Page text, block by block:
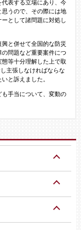
表する立場にあり、今
うので、その際には地
として諸問題に対処し
と併せて全国的な防災
問題など重要案件につ
等十分理解した上で取
主張しなければならな
と訴えました。
手当について、変動の